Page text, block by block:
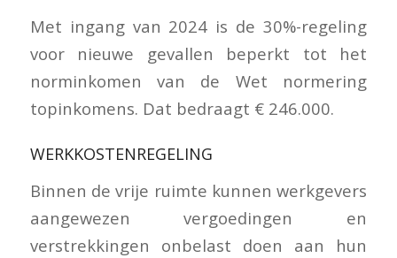
Met ingang van 2024 is de 30%-regeling
voor nieuwe gevallen beperkt tot het
norminkomen van de Wet normering
topinkomens. Dat bedraagt € 246.000.
WERKKOSTENREGELING
Binnen de vrije ruimte kunnen werkgevers
aangewezen vergoedingen en
verstrekkingen onbelast doen aan hun